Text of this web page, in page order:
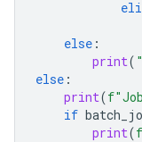
else :
print(
else :
print(f
if
print(f